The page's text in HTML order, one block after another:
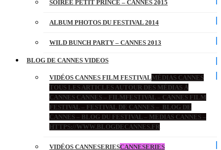
SOIRÉE PETIT PRINCE – CANNES 2015
ALBUM PHOTOS DU FESTIVAL 2014
WILD BUNCH PARTY – CANNES 2013
BLOG DE CANNES VIDEOS
VIDÉOS CANNES FILM FESTIVALMÉDIAS CANNES
TOUS LES ARTICLES AUTOUR DES MÉDIAS À
CANNES CANNES – FILMFESTIVAL – CANNES FILM
FESTIVAL – FESTIVAL DE CANNES – BLOG DE
CANNES – BLOG DU FESTIVAL – MEDIAS CANNES –
HTTPS://WWW.BLOGDECANNES.FR
VIDÉOS CANNESERIESCANNESERIES